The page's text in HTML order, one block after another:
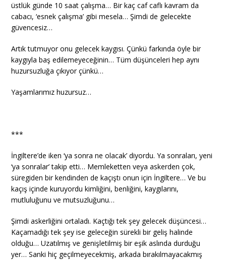
üstlük günde 10 saat çalışma… Bir kaç caf caflı kavram da
cabacı, ‘esnek çalışma’ gibi mesela… Şimdi de gelecekte
güvencesiz…
Artık tutmuyor onu gelecek kaygısı. Çünkü farkında öyle bir
kaygıyla baş edilemeyeceğinin… Tüm düşünceleri hep aynı
huzursuzluğa çıkıyor çünkü…
Yaşamlarımız huzursuz…
***
İngiltere’de iken ‘ya sonra ne olacak’ diyordu. Ya sonraları, yeni
‘ya sonralar’ takip etti… Memleketten veya askerden çok,
süregiden bir kendinden de kaçıştı onun için İngiltere… Ve bu
kaçış içinde kuruyordu kimliğini, benliğini, kaygılarını,
mutluluğunu ve mutsuzluğunu…
Şimdi askerliğini ortaladı. Kaçtığı tek şey gelecek düşüncesi…
Kaçamadığı tek şey ise geleceğin sürekli bir geliş halinde
olduğu… Uzatılmış ve genişletilmiş bir eşik aslında durduğu
yer… Sanki hiç geçilmeyecekmiş, arkada bırakılmayacakmış